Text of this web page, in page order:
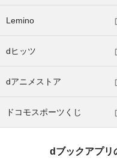
Lemino
dヒッツ
dアニメストア
ドコモスポーツくじ
dブックアプリ